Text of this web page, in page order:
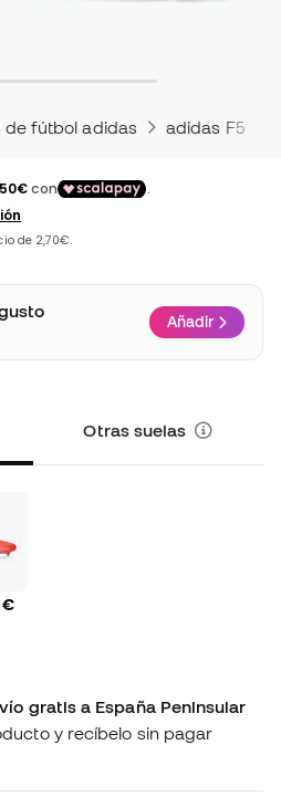
de fútbol adidas adidas F50
Añadir
Otras suelas
€
gratis a España Peninsular
y recíbelo sin pagar